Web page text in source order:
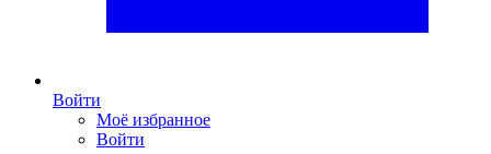
Войти
Моё избранное
Войти